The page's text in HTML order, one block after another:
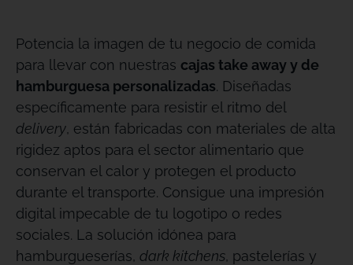
Potencia la imagen de tu negocio de comida
para llevar con nuestras cajas take away y de
hamburguesa personalizadas. Diseñadas
específicamente para resistir el ritmo del
delivery, están fabricadas con materiales de alta
rigidez aptos para el sector alimentario que
conservan el calor y protegen el producto
durante el transporte. Consigue una impresión
digital impecable de tu logotipo o redes
sociales. La solución idónea para
hamburgueserías, dark kitchens, pastelerías y